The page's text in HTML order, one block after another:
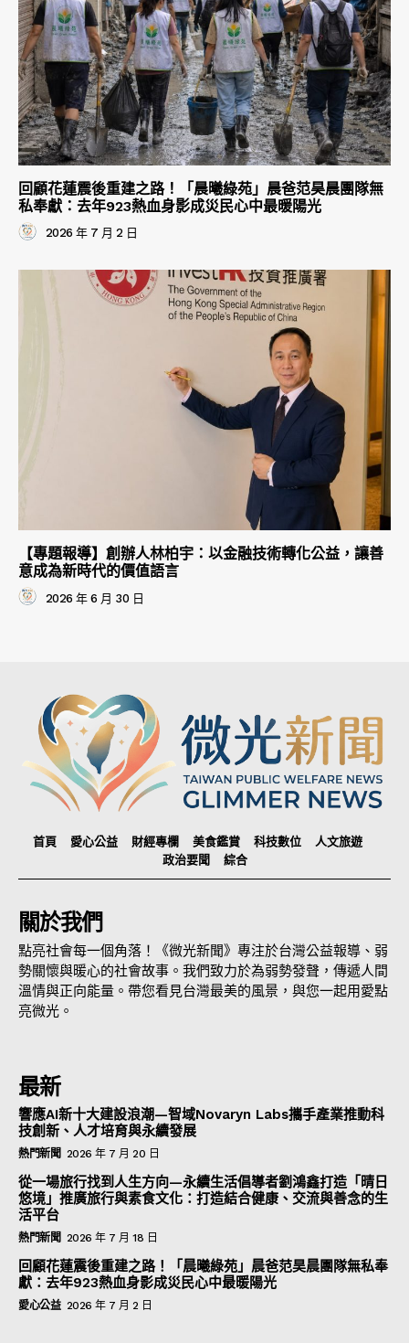
回顧花蓮震後重建之路！「晨曦綠苑」晨爸范昊晨團隊無
私奉獻：去年923熱血身影成災民心中最暖陽光
2026 年 7 月 2 日
【專題報導】創辦人林柏宇：以金融技術轉化公益，讓善
意成為新時代的價值語言
2026 年 6 月 30 日
首頁 愛心公益 財經專欄 美食鑑賞 科技數位
人文旅遊
政治要聞
綜合
關於我們
點亮社會每一個角落！《微光新聞》專注於台灣公益報導、弱
勢關懷與暖心的社會故事。我們致力於為弱勢發聲，傳遞人間
溫情與正向能量。帶您看見台灣最美的風景，與您一起用愛點
亮微光。
最新
響應AI新十大建設浪潮—智域Novaryn Labs攜手產業推動科
技創新、人才培育與永續發展
熱門新聞 2026 年 7 月 20 日
從一場旅行找到人生方向—永續生活倡導者劉鴻鑫打造「晴日
悠境」推廣旅行與素食文化：打造結合健康、交流與善念的生
活平台
熱門新聞 2026 年 7 月 18 日
回顧花蓮震後重建之路！「晨曦綠苑」晨爸范昊晨團隊無私奉
獻：去年923熱血身影成災民心中最暖陽光
愛心公益 2026 年 7 月 2 日